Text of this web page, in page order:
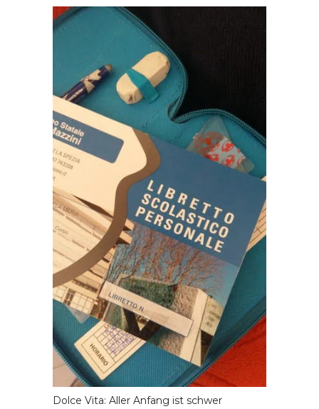
Dolce Vita: Aller Anfang ist schwer